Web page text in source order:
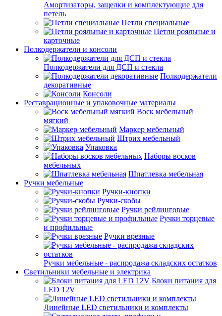
Амортизаторы, защелки и комплектующие для
петель
Петли специальные
Петли рояльные и
карточные
Полкодержатели и консоли
Полкодержатели для ДСП и стекла
Полкодержатели
декоративные
Консоли
Реставрационные и упаковочные материалы
Воск мебельный
мягкий
Маркер мебельный
Штрих мебельный
Упаковка
Наборы восков
мебельных
Шпатлевка мебельная
Ручки мебельные
Ручки-кнопки
Ручки-скобы
Ручки рейлинговые
Ручки торцевые
и профильные
Ручки врезные
Ручки мебельные - распродажа складских остатков
Светильники мебельные и электрика
Блоки питания для
LED 12V
Линейные LED светильники и комплекты